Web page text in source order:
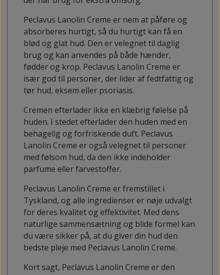
Peclavus Lanolin Creme er nem at påføre og
absorberes hurtigt, så du hurtigt kan få en
blød og glat hud. Den er velegnet til daglig
brug og kan anvendes på både hænder,
fødder og krop. Peclavus Lanolin Creme er
især god til personer, der lider af fedtfattig og
tør hud, eksem eller psoriasis.
Cremen efterlader ikke en klæbrig følelse på
huden. I stedet efterlader den huden med en
behagelig og forfriskende duft. Peclavus
Lanolin Creme er også velegnet til personer
med følsom hud, da den ikke indeholder
parfume eller farvestoffer.
Peclavus Lanolin Creme er fremstillet i
Tyskland, og alle ingredienser er nøje udvalgt
for deres kvalitet og effektivitet. Med dens
naturlige sammensætning og blide formel kan
du være sikker på, at du giver din hud den
bedste pleje med Peclavus Lanolin Creme.
Kort sagt, Peclavus Lanolin Creme er den